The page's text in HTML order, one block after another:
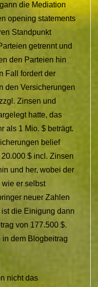
die Mediation
opening statements
Standpunkt
getrennt und
den Parteien hin
Fall fordert der
den Versicherungen
Zinsen und
hatte, das
als 1 Mio. $ beträgt.
belief
$ incl. Zinsen
und her, wobei der
wie er selbst
neuer Zahlen
die Einigung dann
von 177.500 $.
dem Blogbeitrag
nicht das